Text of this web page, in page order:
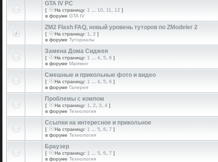
GTA IV PC
[ На страницу: 1 10 11 12 ]
в форуме GTA IV
ZM2 Flash FAQ, новый уровень туторов по ZModeler 2
[ На страницу: 1 2 ]
в форуме Туториалы
Замена Дома Сиджея
[ На страницу: 1 4 5 6 ]
в форуме Маппинг
Смешные и прикольные фото и видео
[ На страницу: 1 4 5 6 ]
в форуме Галерея
Проблемы с компом
[ На страницу: 1 2 3 4 ]
в форуме Технология
Ссылки на интересное и прикольное
[ На страницу: 1 5 6 7 ]
в форуме Технология
Браузер
[ На страницу: 1 5 6 7 ]
в форуме Технология